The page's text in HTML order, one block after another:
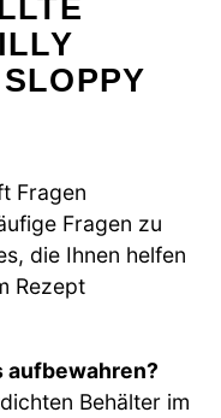
Fragen
Fragen zu
die Ihnen helfen
Rezept
aufbewahren?
Behälter im